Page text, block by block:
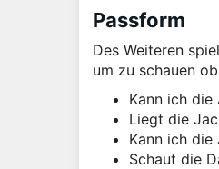
Passform
Des Weiteren
um zu schauen
Kann ich
Liegt die
Kann ich
Schaut die